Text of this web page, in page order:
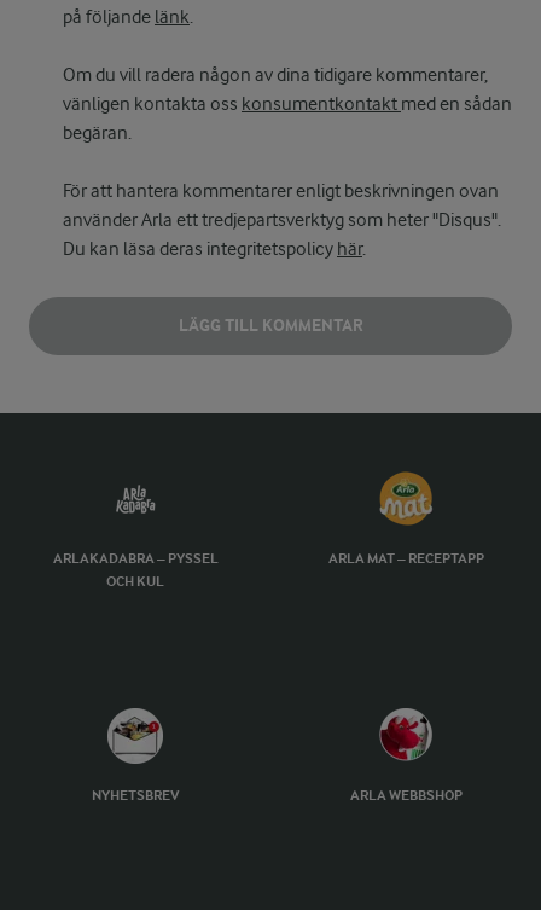
på följande länk.
Om du vill radera någon av dina tidigare kommentarer,
vänligen kontakta oss konsumentkontakt med en sådan
begäran.
För att hantera kommentarer enligt beskrivningen ovan
använder Arla ett tredjepartsverktyg som heter "Disqus".
Du kan läsa deras integritetspolicy här.
LÄGG TILL KOMMENTAR
ARLAKADABRA – PYSSEL
OCH KUL
ARLA MAT – RECEPTAPP
NYHETSBREV ARLA WEBBSHOP